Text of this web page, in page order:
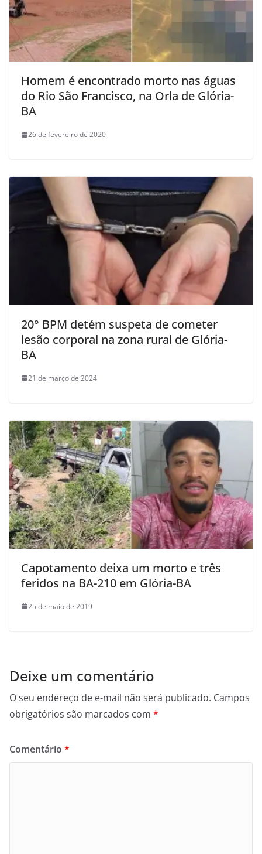
Homem é encontrado morto nas águas
do Rio São Francisco, na Orla de Glória-
BA
26 de fevereiro de 2020
20° BPM detém suspeta de cometer
lesão corporal na zona rural de Glória-
BA
21 de março de 2024
Capotamento deixa um morto e três
feridos na BA-210 em Glória-BA
25 de maio de 2019
Deixe um comentário
O seu endereço de e-mail não será publicado. Campos
obrigatórios são marcados com *
Comentário *